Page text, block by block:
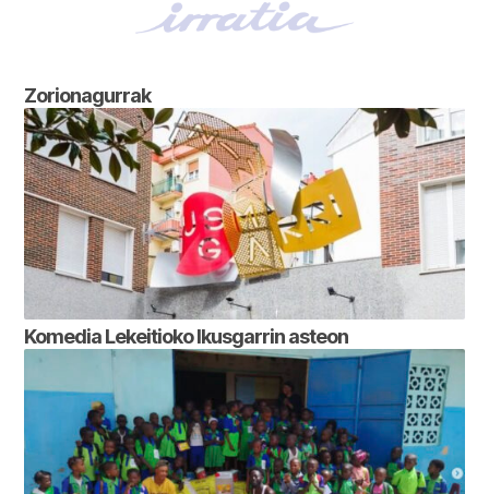
Zorionagurrak
Komedia Lekeitioko Ikusgarrin asteon